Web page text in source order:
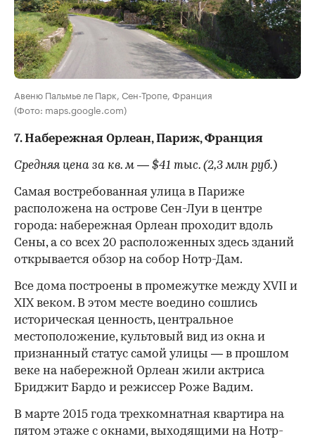
Авеню Пальмье ле Парк, Сен-Тропе, Франция
(Фото: maps.google.com)
7. Набережная Орлеан, Париж, Франция
Средняя цена за кв. м — $41 тыс. (2,3 млн руб.)
Самая востребованная улица в Париже
расположена на острове Сен-Луи в центре
города: набережная Орлеан проходит вдоль
Сены, а со всех 20 расположенных здесь зданий
открывается обзор на собор Нотр-Дам.
Все дома построены в промежутке между XVII и
XIX веком. В этом месте воедино сошлись
историческая ценность, центральное
местоположение, культовый вид из окна и
признанный статус самой улицы — в прошлом
веке на набережной Орлеан жили актриса
Бриджит Бардо и режиссер Роже Вадим.
В марте 2015 года трехкомнатная квартира на
пятом этаже с окнами, выходящими на Нотр-